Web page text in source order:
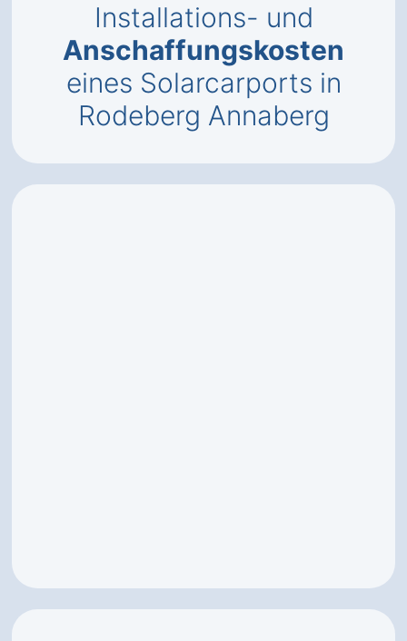
Installations- und
Anschaffungskosten
eines Solarcarports in
Rodeberg Annaberg